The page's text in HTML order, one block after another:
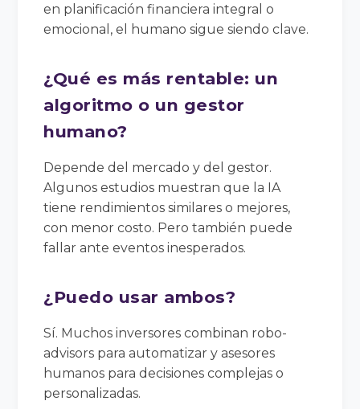
en planificación financiera integral o
emocional, el humano sigue siendo clave.
¿Qué es más rentable: un
algoritmo o un gestor
humano?
Depende del mercado y del gestor.
Algunos estudios muestran que la IA
tiene rendimientos similares o mejores,
con menor costo. Pero también puede
fallar ante eventos inesperados.
¿Puedo usar ambos?
Sí. Muchos inversores combinan robo-
advisors para automatizar y asesores
humanos para decisiones complejas o
personalizadas.